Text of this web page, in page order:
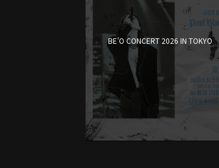
BE’O CONCERT 2026 IN TOKYO